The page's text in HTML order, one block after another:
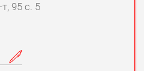
95 с. 5